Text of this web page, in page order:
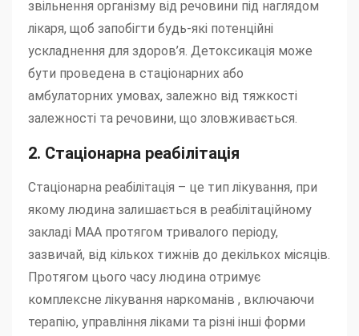
звільнення організму від речовини під наглядом
лікаря, щоб запобігти будь-які потенційні
ускладнення для здоров’я. Детоксикація може
бути проведена в стаціонарних або
амбулаторних умовах, залежно від тяжкості
залежності та речовини, що зловживається.
2. Стаціонарна реабілітація
Стаціонарна реабілітація – це тип лікування, при
якому людина залишається в реабілітаційному
закладі МАА протягом тривалого періоду,
зазвичай, від кількох тижнів до декількох місяців.
Протягом цього часу людина отримує
комплексне лікування наркоманів , включаючи
терапію, управління ліками та різні інші форми